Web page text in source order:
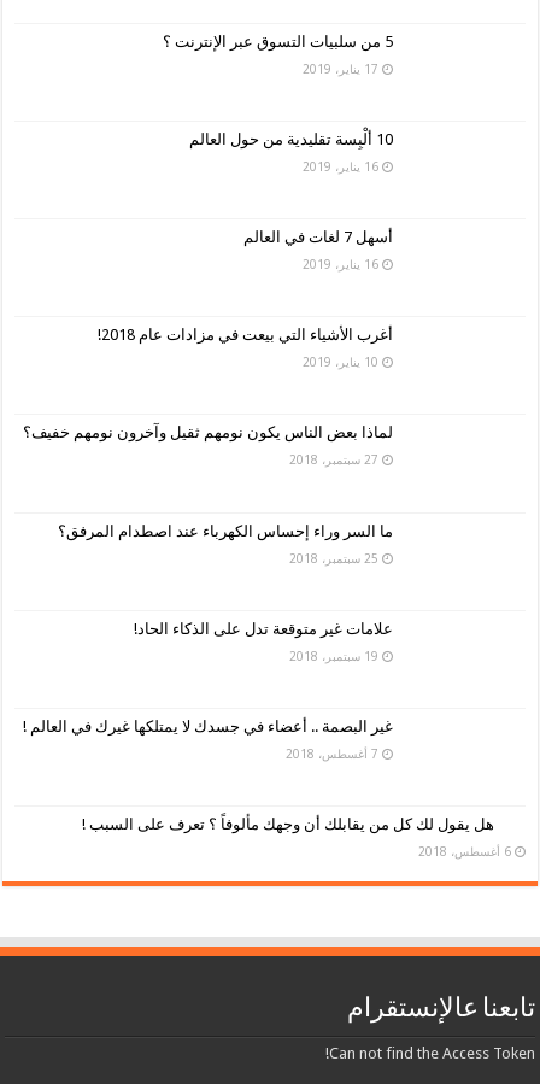
5 من سلبيات التسوق عبر الإنترنت ؟
17 يناير، 2019
10 ألْبِسة تقليدية من حول العالم
16 يناير، 2019
أسهل 7 لغات في العالم
16 يناير، 2019
أغرب الأشياء التي بيعت في مزادات عام 2018!
10 يناير، 2019
لماذا بعض الناس يكون نومهم ثقيل وآخرون نومهم خفيف؟
27 سبتمبر، 2018
ما السر وراء إحساس الكهرباء عند اصطدام المرفق؟
25 سبتمبر، 2018
علامات غير متوقعة تدل على الذكاء الحاد!
19 سبتمبر، 2018
غير البصمة .. أعضاء في جسدك لا يمتلكها غيرك في العالم !
7 أغسطس، 2018
هل يقول لك كل من يقابلك أن وجهك مألوفاً ؟ تعرف على السبب !
6 أغسطس، 2018
تابعنا عالإنستقرام
Can not find the Access Token!